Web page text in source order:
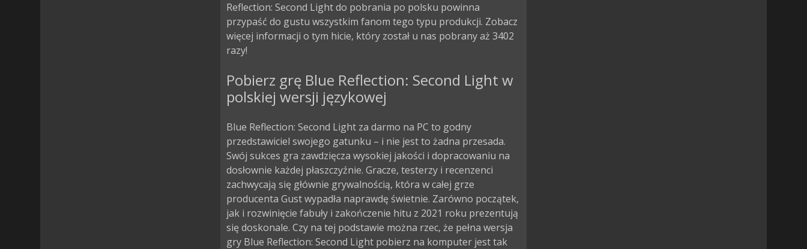
Reflection: Second Light do pobrania po polsku powinna
przypaść do gustu wszystkim fanom tego typu produkcji. Zobacz
więcej informacji o tym hicie, który został u nas pobrany aż 3402
razy!
Pobierz grę Blue Reflection: Second Light w
polskiej wersji językowej
Blue Reflection: Second Light za darmo na PC to godny
przedstawiciel swojego gatunku – i nie jest to żadna przesada.
Swój sukces gra zawdzięcza wysokiej jakości i dopracowaniu na
dosłownie każdej płaszczyźnie. Gracze, testerzy i recenzenci
zachwycają się głównie grywalnością, która w całej grze
producenta Gust wypadła naprawdę świetnie. Zarówno początek,
jak i rozwinięcie fabuły i zakończenie hitu z 2021 roku prezentują
się doskonale. Czy na tej podstawie można rzec, że pełna wersja
gry Blue Reflection: Second Light pobierz na komputer jest tak